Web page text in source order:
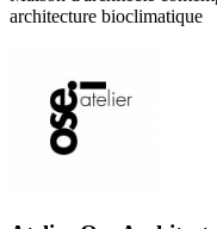
architecture bioclimatique